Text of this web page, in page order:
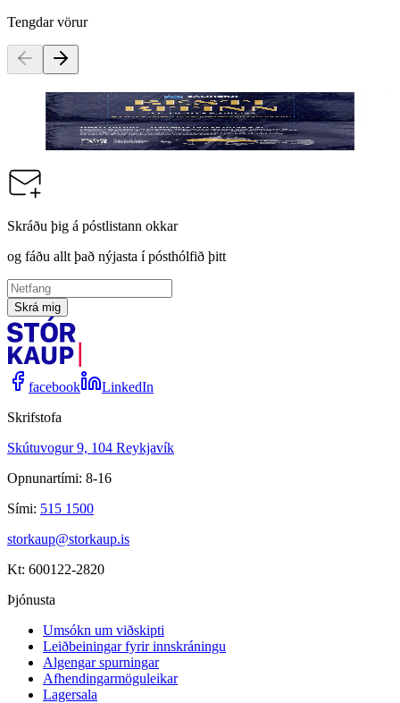
Tengdar vörur
Besti Bitinn Þorskhnakkar, 9x 500g
Vörunúmer: 9004237
Skráðu þig á póstlistann okkar
og fáðu allt það nýjasta í pósthólfið þitt
Skrá mig
facebook
LinkedIn
Skrifstofa
Skútuvogur 9, 104 Reykjavík
Opnunartími: 8-16
Sími: 515 1500
storkaup@storkaup.is
Kt: 600122-2820
Þjónusta
Umsókn um viðskipti
Leiðbeiningar fyrir innskráningu
Algengar spurningar
Afhendingarmöguleikar
Lagersala